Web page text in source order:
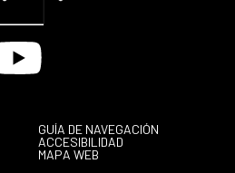
GUÍA DE NAVEGACIÓN
ACCESIBILIDAD
MAPA WEB